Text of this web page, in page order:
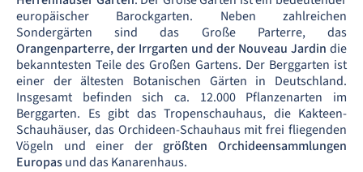
europäischer Barockgarten. Neben zahlreichen
Sondergärten sind das Große Parterre, das
Orangenparterre, der Irrgarten und der Nouveau Jardin die
bekanntesten Teile des Großen Gartens. Der Berggarten ist
einer der ältesten Botanischen Gärten in Deutschland.
Insgesamt befinden sich ca. 12.000 Pflanzenarten im
Berggarten. Es gibt das Tropenschauhaus, die Kakteen-
Schauhäuser, das Orchideen-Schauhaus mit frei fliegenden
Vögeln und einer der größten Orchideensammlungen
Europasund das Kanarenhaus.